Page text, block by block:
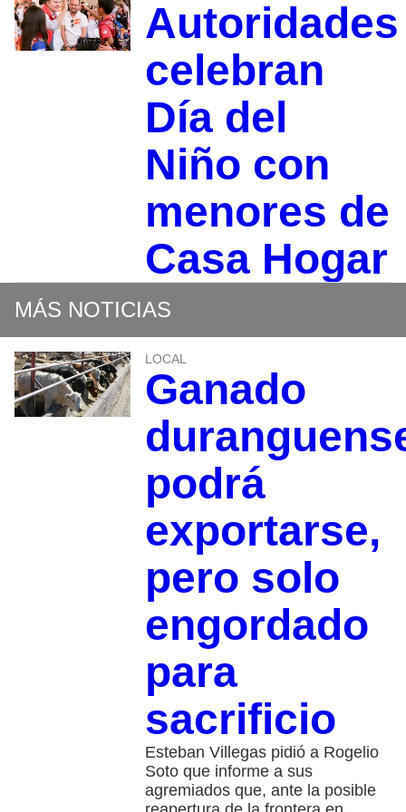
Autoridades
celebran
Día del
Niño con
menores de
Casa Hogar
MÁS NOTICIAS
LOCAL
Ganado
podrá
exportarse,
pero solo
engordado
para
sacrificio
Esteban Villegas pidió a Rogelio
Soto que informe a sus
agremiados que, ante la posible